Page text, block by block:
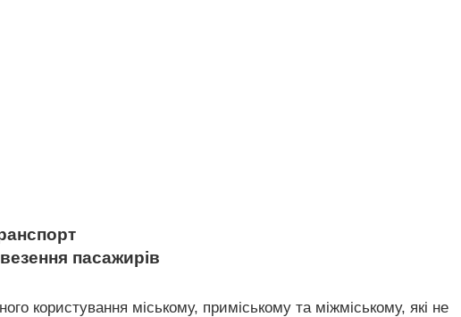
пасажирів
користування міському, приміському та міжміському, які не